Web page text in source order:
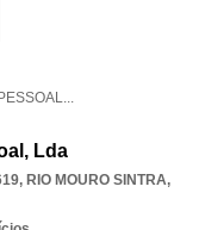
...
Lda
, RIO MOURO SINTRA,